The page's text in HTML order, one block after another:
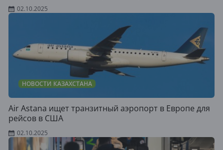
02.10.2025
НОВОСТИ КАЗАХСТАНА
Air Astana ищет транзитный аэропорт в Европе для
рейсов в США
02.10.2025